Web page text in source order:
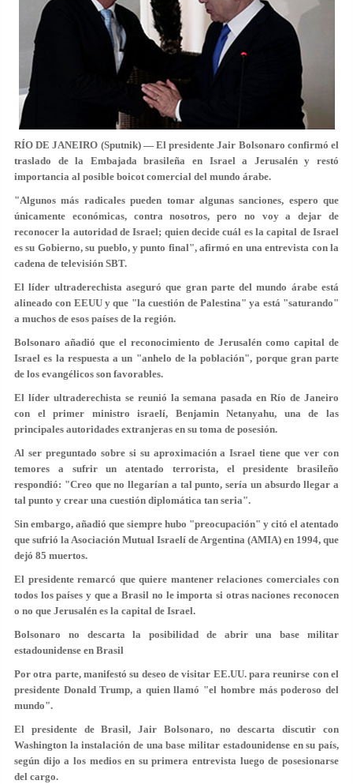
RÍO DE JANEIRO (Sputnik) — El presidente Jair Bolsonaro confirmó el
traslado de la Embajada brasileña en Israel a Jerusalén y restó
importancia al posible boicot comercial del mundo árabe.
"Algunos más radicales pueden tomar algunas sanciones, espero que
únicamente económicas, contra nosotros, pero no voy a dejar de
reconocer la autoridad de Israel; quien decide cuál es la capital de Israel
es su Gobierno, su pueblo, y punto final", afirmó en una entrevista con la
cadena de televisión SBT.
El líder ultraderechista aseguró que gran parte del mundo árabe está
alineado con EEUU y que "la cuestión de Palestina" ya está "saturando"
a muchos de esos países de la región.
Bolsonaro añadió que el reconocimiento de Jerusalén como capital de
Israel es la respuesta a un "anhelo de la población", porque gran parte
de los evangélicos son favorables.
El líder ultraderechista se reunió la semana pasada en Río de Janeiro
con el primer ministro israelí, Benjamin Netanyahu, una de las
principales autoridades extranjeras en su toma de posesión.
Al ser preguntado sobre si su aproximación a Israel tiene que ver con
temores a sufrir un atentado terrorista, el presidente brasileño
respondió: "Creo que no llegarían a tal punto, sería un absurdo llegar a
tal punto y crear una cuestión diplomática tan seria".
Sin embargo, añadió que siempre hubo "preocupación" y citó el atentado
que sufrió la Asociación Mutual Israelí de Argentina (AMIA) en 1994, que
dejó 85 muertos.
El presidente remarcó que quiere mantener relaciones comerciales con
todos los países y que a Brasil no le importa si otras naciones reconocen
o no que Jerusalén es la capital de Israel.
Bolsonaro no descarta la posibilidad de abrir una base militar
estadounidense en Brasil
Por otra parte, manifestó su deseo de visitar EE.UU. para reunirse con el
presidente Donald Trump, a quien llamó "el hombre más poderoso del
mundo".
El presidente de Brasil, Jair Bolsonaro, no descarta discutir con
Washington la instalación de una base militar estadounidense en su país,
según dijo a los medios en su primera entrevista luego de posesionarse
del cargo.